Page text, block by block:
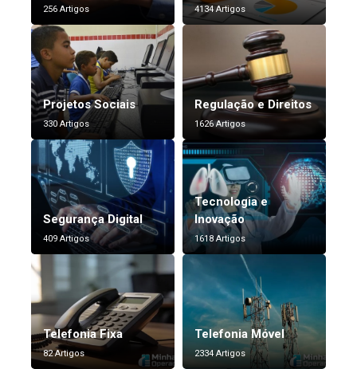
256 Artigos 4134 Artigos
Projetos Sociais
330 Artigos
Regulação e Direitos
1626 Artigos
Segurança Digital
409 Artigos
Tecnologia e
Inovação
1618 Artigos
Telefonia Fixa
82 Artigos
Telefonia Móvel
2334 Artigos